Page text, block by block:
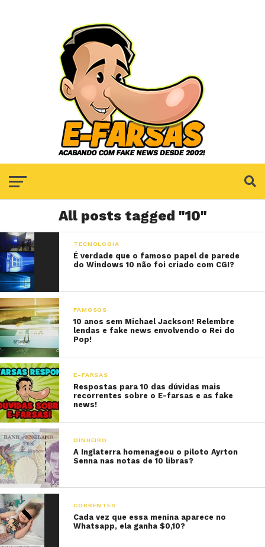
All posts tagged "10"
TECNOLOGIA
É verdade que o famoso papel de parede
do Windows 10 não foi criado com CGI?
FAMOSOS
10 anos sem Michael Jackson! Relembre
lendas e fake news envolvendo o Rei do
Pop!
E-FARSAS
Respostas para 10 das dúvidas mais
recorrentes sobre o E-farsas e as fake
news!
DINHEIRO
A Inglaterra homenageou o piloto Ayrton
Senna nas notas de 10 libras?
CORRENTES
Cada vez que essa menina aparece no
Whatsapp, ela ganha $0,10?